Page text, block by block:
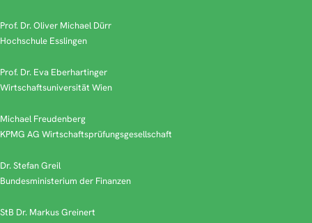
Prof. Dr. Oliver Michael Dürr
Hochschule Esslingen
Prof. Dr. Eva Eberhartinger
Wirtschaftsuniversität Wien
Michael Freudenberg
KPMG AG Wirtschaftsprüfungsgesellschaft
Dr. Stefan Greil
Bundesministerium der Finanzen
StB Dr. Markus Greinert